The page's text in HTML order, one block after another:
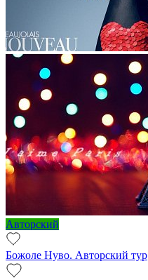
Авторский
Божоле Нуво. Авторский тур